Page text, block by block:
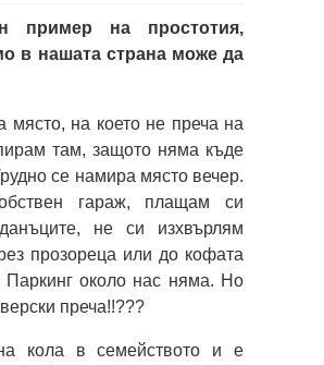
пример на простотия,
в нашата страна може да
място, на което не преча на
там, защото няма къде
се намира място вечер.
гараж, плащам си
не си изхвърлям
прозореца или до кофата
Паркинг около нас няма. Но
преча!!???
кола в семейството и е